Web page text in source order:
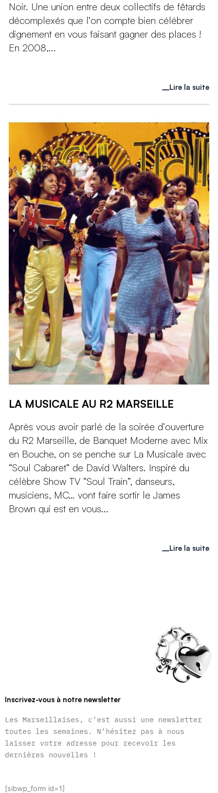
Noir. Une union entre deux collectifs de fêtards
décomplexés que l’on compte bien célébrer
dignement en vous faisant gagner des places !
En 2008,...
Lire la suite
LA MUSICALE AU R2 MARSEILLE
Après vous avoir parlé de la soirée d’ouverture
du R2 Marseille, de Banquet Moderne avec Mix
en Bouche, on se penche sur La Musicale avec
“Soul Cabaret” de David Walters. Inspiré du
célèbre Show TV “Soul Train”, danseurs,
musiciens, MC… vont faire sortir le James
Brown qui est en vous...
Lire la suite
Inscrivez-vous à notre newsletter
Les Marseillaises, c’est aussi une newsletter
toutes les semaines. N’hésitez pas à nous
laisser votre adresse pour recevoir les
dernières nouvelles !
[sibwp_form id=1]